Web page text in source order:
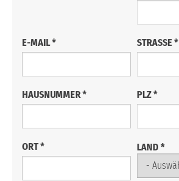
E-MAIL* STRASSE *
HAUSNUMMER* PLZ*
ORT* LAND *